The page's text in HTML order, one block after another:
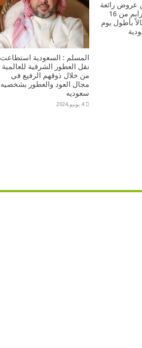
عروض رائعة
وحصرية لأعضاء برايم من 16
بأطول يوم
المسلم : السعودية استطاعت
نقل العطور الشرقية للعالمية
من خلال ذوقهم الرفيع في
مجال العود والعطور بشخصيه
سعوديه
4 يونيو,2024